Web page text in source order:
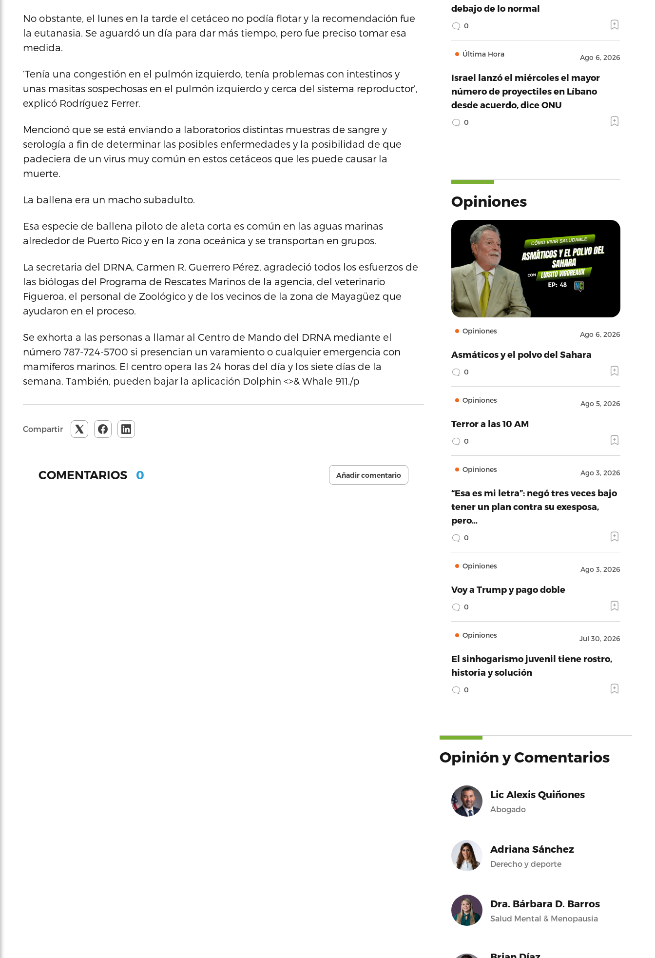
No obstante, el lunes en la tarde el cetáceo no podía flotar y la recomendación fue
la eutanasia. Se aguardó un día para dar más tiempo, pero fue preciso tomar esa
medida.
‘Tenía una congestión en el pulmón izquierdo, tenía problemas con intestinos y
unas masitas sospechosas en el pulmón izquierdo y cerca del sistema reproductor’,
explicó Rodríguez Ferrer.
Mencionó que se está enviando a laboratorios distintas muestras de sangre y
serología a fin de determinar las posibles enfermedades y la posibilidad de que
padeciera de un virus muy común en estos cetáceos que les puede causar la
muerte.
La ballena era un macho subadulto.
Esa especie de ballena piloto de aleta corta es común en las aguas marinas
alrededor de Puerto Rico y en la zona oceánica y se transportan en grupos.
La secretaria del DRNA, Carmen R. Guerrero Pérez, agradeció todos los esfuerzos de
las biólogas del Programa de Rescates Marinos de la agencia, del veterinario
Figueroa, el personal de Zoológico y de los vecinos de la zona de Mayagüez que
ayudaron en el proceso.
Se exhorta a las personas a llamar al Centro de Mando del DRNA mediante el
número 787-724-5700 si presencian un varamiento o cualquier emergencia con
mamíferos marinos. El centro opera las 24 horas del día y los siete días de la
semana. También, pueden bajar la aplicación Dolphin <>& Whale 911./p
Compartir
COMENTARIOS 0 Añadir comentario
debajo de lo normal
0
Última Hora Ago 6, 2026
Israel lanzó el miércoles el mayor
número de proyectiles en Líbano
desde acuerdo, dice ONU
0
Opiniones
Opiniones Ago 6, 2026
Asmáticos y el polvo del Sahara
0
Opiniones Ago 5, 2026
Terror a las 10 AM
0
Opiniones Ago 3, 2026
“Esa es mi letra”: negó tres veces bajo
tener un plan contra su exesposa,
pero…
0
Opiniones Ago 3, 2026
Voy a Trump y pago doble
0
Opiniones Jul 30, 2026
El sinhogarismo juvenil tiene rostro,
historia y solución
0
Opinión y Comentarios
Lic Alexis Quiñones
Abogado
Adriana Sánchez
Derecho y deporte
Dra. Bárbara D. Barros
Salud Mental & Menopausia